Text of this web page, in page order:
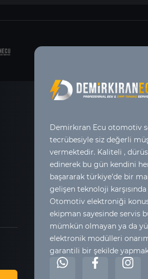
Demirkıran Ecu otomotiv
tecrübesiyle siz değerli
vermektedir. Kaliteli ,
edinerek bu gün kendini
başararak türkiye’de bir
gelişen teknoloji
Otomotiv elektroniği
ekipman sayesinde servis
mümkün olmayan ya da
elektronik modülleri
garantili bir şekilde